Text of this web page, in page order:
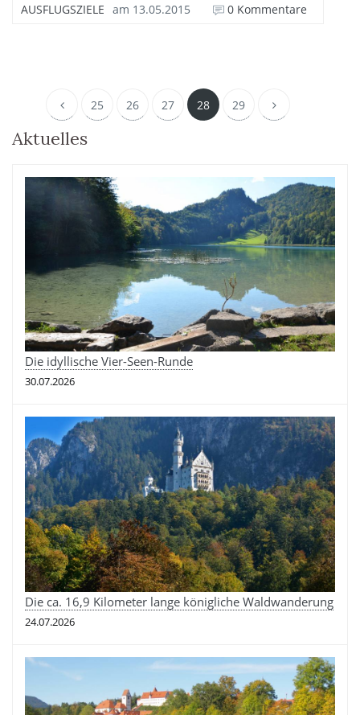
AUSFLUGSZIELE am 13.05.2015 0 Kommentare
25 26 27 28 29
Aktuelles
Die idyllische Vier-Seen-Runde
30.07.2026
Die ca. 16,9 Kilometer lange königliche Waldwanderung
24.07.2026